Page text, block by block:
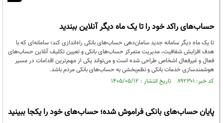
حساب‌های راکد خود را تا یک ماه دیگر آنلاین ببندید
تا یک ماه دیگر سامانه جدید سامان‌دهی حساب‌های بانکی راه‌اندازی کند؛ سامانه‌ای که با
هدف افزایش شفافیت، مدیریت متمرکز حساب‌های بانکی و تعیین تکلیف آنلاین حساب‌های
فعال و غیرفعال اشخاص طراحی شده است و می‌تواند یکی از مهم‌ترین اقدامات در مسیر
هوشمندسازی خدمات بانکی و نظم‌بخشی به حساب‌های بانکی مردم باشد.
کد خبر: ۸۹۲۳۰۱ تاریخ انتشار : ۱۴۰۵/۰۵/۱۲
پایان حساب‌های بانکی فراموش شده؛ حساب‌های خود را یکجا ببینید